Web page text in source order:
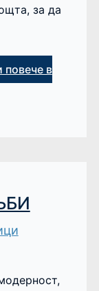
за да
повече в